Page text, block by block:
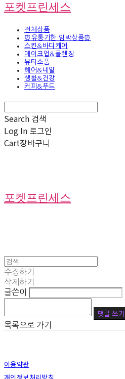
포켓프린세스
전체상품
⏰유통기한 임박상품⏰
스킨&바디케어
메이크업&클렌징
뷰티소품
헤어&네일
생활&건강
커피&푸드
Search 검색
Log In 로그인
Cart장바구니
포켓프린세스
수정하기
삭제하기
글쓴이
댓글 쓰기
목록으로 가기
이용약관